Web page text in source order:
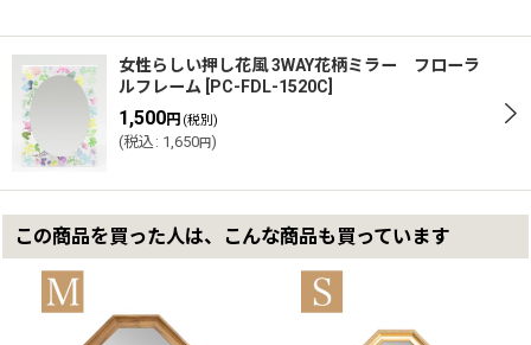
女性らしい押し花風 3WAY花柄ミラー フローラ
ルフレーム
PC-FDL-1520C
1,500円 (税別)
(税込 : 1,650円)
この商品を買った人は、こんな商品も買っています